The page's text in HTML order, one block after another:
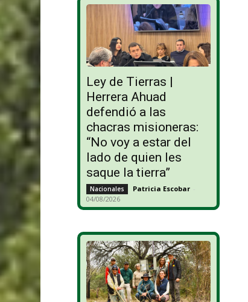
Ley de Tierras |
Herrera Ahuad
defendió a las
chacras misioneras:
“No voy a estar del
lado de quien les
saque la tierra”
Nacionales Patricia Escobar -
04/08/2026